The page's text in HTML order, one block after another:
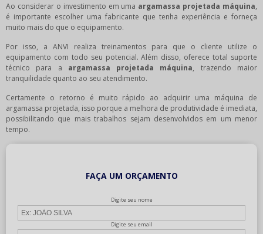
Ao considerar o investimento em uma argamassa projetada máquina,
é importante escolher uma fabricante que tenha experiência e forneça
muito mais do que o equipamento.
Por isso, a ANVI realiza treinamentos para que o cliente utilize o
equipamento com todo seu potencial. Além disso, oferece total suporte
técnico para a argamassa projetada máquina, trazendo maior
tranquilidade quanto ao seu atendimento.
Certamente o retorno é muito rápido ao adquirir uma máquina de
argamassa projetada, isso porque a melhora de produtividade é imediata,
possibilitando que mais trabalhos sejam desenvolvidos em um menor
tempo.
FAÇA UM ORÇAMENTO
Digite seu nome
Digite seu email